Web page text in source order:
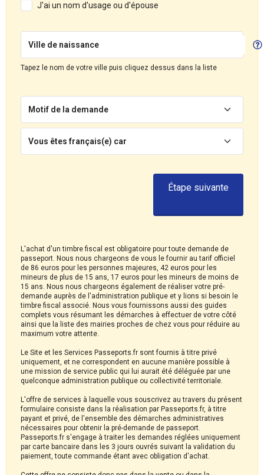
J'ai un nom d'usage ou d'épouse
Ville de naissance
Tapez le nom de votre ville puis cliquez dessus dans la liste
Motif de la demande
Vous êtes français(e) car
L'achat d'un timbre fiscal est obligatoire pour toute demande de
passeport. Nous nous chargeons de vous le fournir au tarif officiel
de 86 euros pour les personnes majeures, 42 euros pour les
mineurs de plus de 15 ans, 17 euros pour les mineurs de moins de
15 ans. Nous nous chargeons également de réaliser votre pré-
demande auprès de l'administration publique et y lions si besoin le
timbre fiscal associé. Nous vous fournissons aussi des guides
complets vous résumant les démarches à effectuer de votre côté
ainsi que la liste des mairies proches de chez vous pour réduire au
maximum votre attente.
Le Site et les Services Passeports.fr sont fournis à titre privé
uniquement, et ne correspondent en aucune manière possible à
une mission de service public qui lui aurait été déléguée par une
quelconque administration publique ou collectivité territoriale.
L'offre de services à laquelle vous souscrivez au travers du présent
formulaire consiste dans la réalisation par Passeports.fr, à titre
payant et privé, de l'ensemble des démarches administratives
nécessaires pour obtenir la pré-demande de passeport.
Passeports.fr s'engage à traiter les demandes réglées uniquement
par carte bancaire dans les 3 jours ouvrés suivant la validation du
paiement, toute commande étant avec obligation d'achat.